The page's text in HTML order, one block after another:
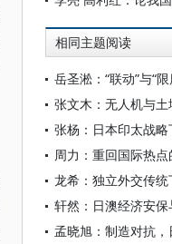
相同主题阅读